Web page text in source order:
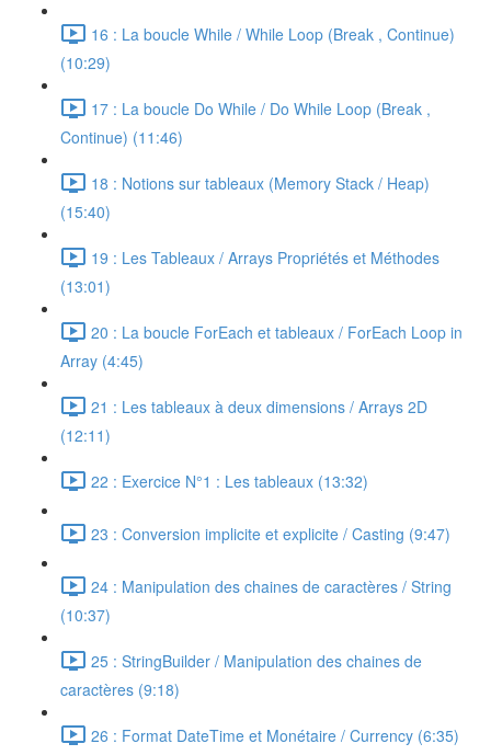
16 : La boucle While / While Loop (Break , Continue)
(10:29)
17 : La boucle Do While / Do While Loop (Break ,
Continue) (11:46)
18 : Notions sur tableaux (Memory Stack / Heap)
(15:40)
19 : Les Tableaux / Arrays Propriétés et Méthodes
(13:01)
20 : La boucle ForEach et tableaux / ForEach Loop in
Array (4:45)
21 : Les tableaux à deux dimensions / Arrays 2D
(12:11)
22 : Exercice N°1 : Les tableaux (13:32)
23 : Conversion implicite et explicite / Casting (9:47)
24 : Manipulation des chaines de caractères / String
(10:37)
25 : StringBuilder / Manipulation des chaines de
caractères (9:18)
26 : Format DateTime et Monétaire / Currency (6:35)